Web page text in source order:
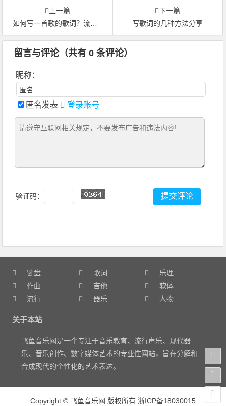
上一篇
如何写一首歌的歌词？流行歌曲歌词的组成及每部分要点
下一篇
写歌词的几种方法分享
留言与评论（共有0 条评论）
昵称：
匿名发表 登录账号
验证码：
键盘 歌词
乐理
作曲
吉他
软体
流行
器乐 人物
关于本站
飞鱼音乐网是一个专注于音乐教育、流行声乐、现代器
乐、音乐创作、数字媒体艺术的专业性网站，旨在分解和
合成现代的个性化的艺术表达。
Copyright © 飞鱼音乐网 版权所有 浙ICP备18030015